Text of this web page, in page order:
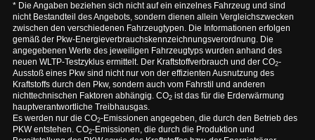
* Die Angaben beziehen sich nicht auf ein einzelnes Fahrzeug und sind
nicht Bestandteil des Angebots, sondern dienen allein Vergleichszwecken
zwischen den verschiedenen Fahrzeugtypen. Die Informationen erfolgen
gemäß der Pkw-Energieverbrauchskennzeichnungsverordnung. Die
angegebenen Werte des jeweiligen Fahrzeugtyps wurden anhand des
neuen WLTP-Testzyklus ermittelt. Der Kraftstoffverbrauch und der CO2-
Ausstoß eines Pkw sind nicht nur von der effizienten Ausnutzung des
Kraftstoffs durch den Pkw, sondern auch vom Fahrstil und anderen
nichttechnischen Faktoren abhängig. CO2ist das für die Erderwärmung
hauptverantwortliche Treibhausgas.
Es werden nur die CO2-Emissionen angegeben, die durch den Betrieb des
PKW entstehen. CO2-Emissionen, die durch die Produktion und